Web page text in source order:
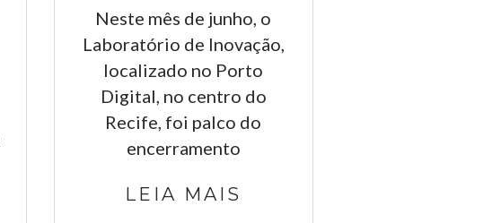
Neste mês de junho, o
Laboratório de Inovação,
localizado no Porto
Digital, no centro do
Recife, foi palco do
encerramento
LEIA MAIS